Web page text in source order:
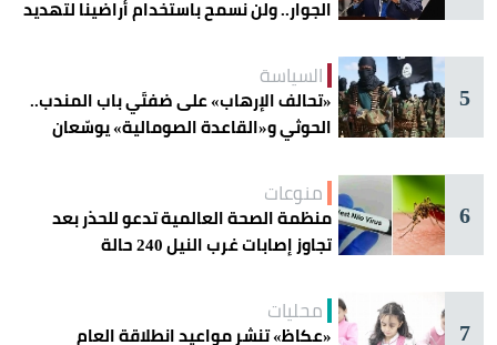
الجوار.. ولن نسمح باستخدام أراضينا لتهديد
5
السياسة
«تحالف الإرهاب» على ضفتَي باب المندب..
الحوثي و«القاعدة الصومالية» يوسّعان
6
منوعات
منظمة الصحة العالمية تدعو للحذر بعد
تجاوز إصابات غرب النيل 240 حالة
7
محليات
«عكاظ» تنشر مواعيد انطلاقة العام